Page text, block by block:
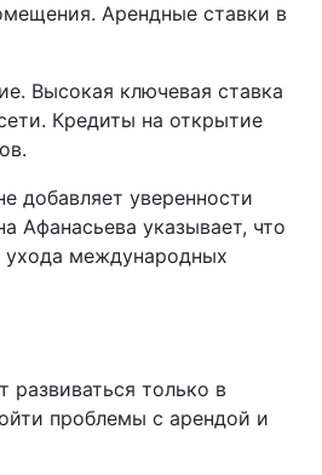
Арендные ставки в
Высокая ключевая ставка
Кредиты на открытие
добавляет уверенности
Афанасьева указывает, что
международных
только в
проблемы с арендой и